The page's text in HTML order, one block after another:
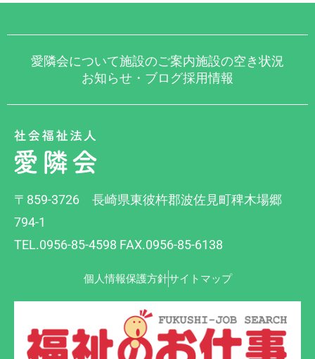
愛隣会について施設のご案内施設の空き状況
お知らせ・ブログ採用情報
〒859-3726 長崎県東彼杵郡波佐見町稗木場郷
794-1
TEL.0956-85-4598 FAX.0956-85-6138
個人情報保護方針サイトマップ